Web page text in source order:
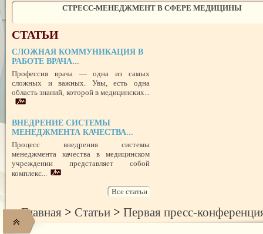
СТРЕСС-МЕНЕДЖМЕНТ В СФЕРЕ МЕДИЦИНЫ
ЗАЩИТА РЕПУТАЦИИ В СЕТИ ИНТЕРНЕТ: SERM, ИЛИ КАК
ПРАВОВОЙ СТАТУС ПРЕДСТАВИТЕЛЯ ПАЦИЕНТА В УКРАИНЕ
РУБЕЖОМ
РОЛЬ МЕДИЦИНСКОЙ ДОКУМЕНТАЦИИ КАК
ГРАЖДАНСКОМ И УГОЛОВНОМ СУДОПРОИЗВОДСТВЕ
СТАТЬИ
СЛОЖНАЯ КОММУНИКАЦИЯ В
РАБОТЕ ВРАЧА...
Профессия врача — одна из самых
сложных и важных. Увы, есть одна
область знаний, которой в медицинских...
ВНЕДРЕНИЕ СИСТЕМЫ
МЕНЕДЖМЕНТА КАЧЕСТВА...
Процесс внедрения системы
менеджмента качества в медицинском
учреждении представляет собой
комплекс...
Все статьи
Главная > Статьи > Первая пресс-